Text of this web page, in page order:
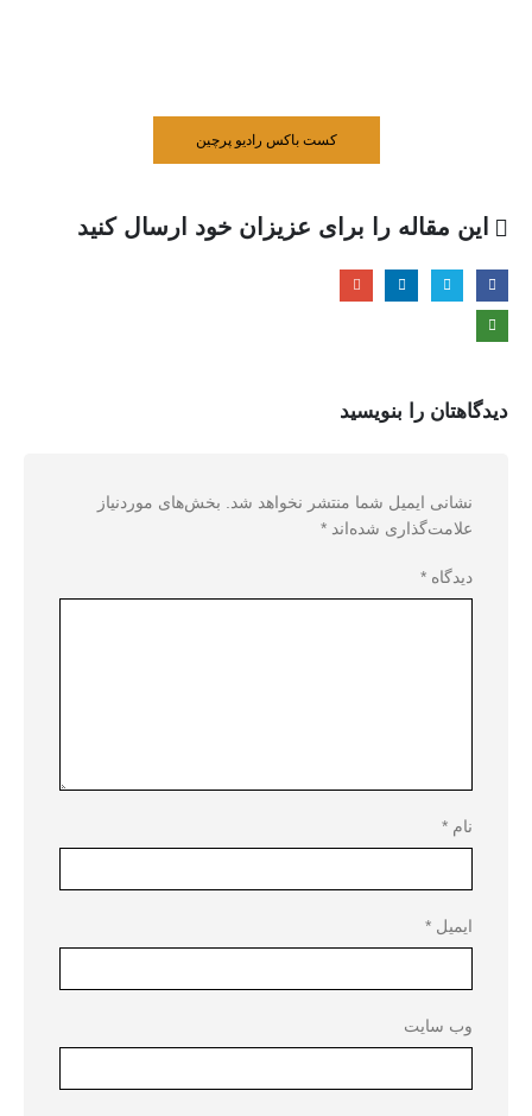
کست باکس رادیو پرچین
این مقاله را برای عزیزان خود ارسال کنید
دیدگاهتان را بنویسید
نشانی ایمیل شما منتشر نخواهد شد.
بخش‌های موردنیاز
علامت‌گذاری شده‌اند *
دیدگاه *
نام *
ایمیل *
وب‌ سایت